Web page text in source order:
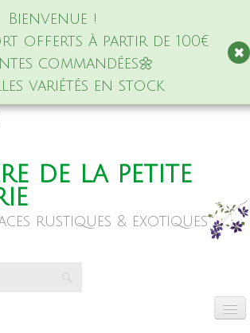
Bienvenue !
offerts à partir de 100€
commandées🌼
variétés en stock
de la petite
rustiques & exotiques